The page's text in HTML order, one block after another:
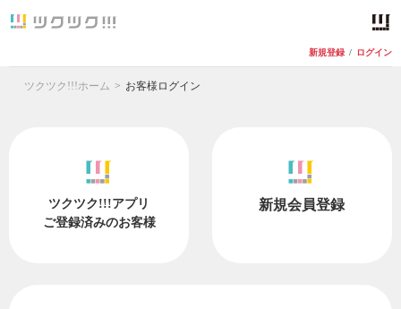
新規登録 / ログイン
ツクツク!!!ホーム お客様ログイン
ツクツク!!!アプリ
ご登録済みのお客様
新規会員登録